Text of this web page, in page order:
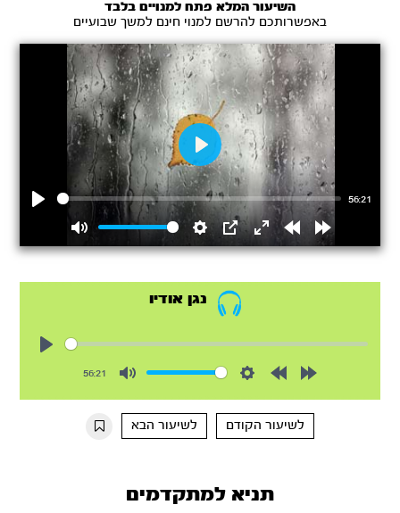
השיעור המלא פתח למנויים בלבד
באפשרותכם להרשם למנוי חינם למשך שבועיים
56:21
Mute Settings
PIP
EnterRewindForward
Play
נגן אודיו
56:21
10s
10s
לשיעור הקודם
לשיעור הבא
תניא למתקדמים